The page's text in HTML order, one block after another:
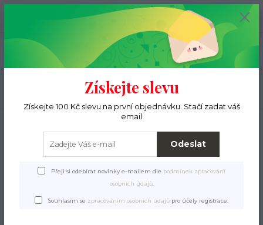
Menu
(Po-Pá, 9-15 hod.)
0 ks
0 Kč
Tulipytlíky Yetti Hole
YHN08
Tulipytlík Yetti New YHN08
Získejte slevu
Získejte 100 Kč slevu na první objednávku. Stačí zadat váš
email
Odeslat
Přeji si odebírat novinky e-mailem dle podmínek zpracování
osobních údajů.
Souhlasím se zpracováním osobních údajů pro účely registrace.